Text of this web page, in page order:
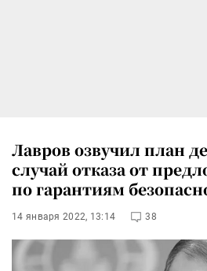
Лавров озвучил план
случай отказа от
по гарантиям
14 января 2022, 13:14 38